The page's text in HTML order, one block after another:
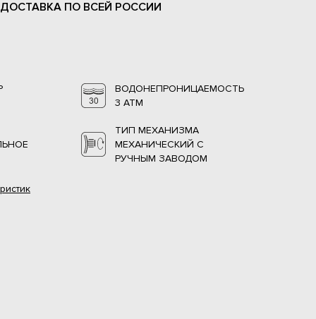
ПО ВСЕЙ РОССИИ
ВОДОНЕПРОНИЦАЕМОСТЬ
3 АТМ
ТИП МЕХАНИЗМА
МЕХАНИЧЕСКИЙ С
РУЧНЫМ ЗАВОДОМ